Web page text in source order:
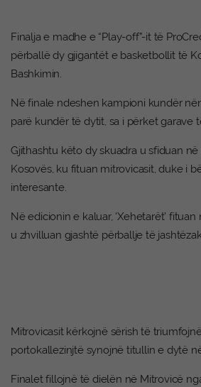
Finalja e madhe e “Play-off”-it të
përballë dy gjigantët e basketbollit të
Bashkimin.
Në finale ndeshen kampioni kundër
parë kundër të dytit, sa i përket garave
Gjithashtu këto dy skuadra u sfiduan
Kosovës, ku fituan mitrovicasit, duke i
interesante.
Në edicionin e kaluar, ‘Xehetarët’
u zhvilluan gjashtë përballje të
Mitrovicasit kërkojnë sërish të
portokallezinjtë synojnë titullin e dytë
Finalet fillojnë të dielën në Mitrovicë